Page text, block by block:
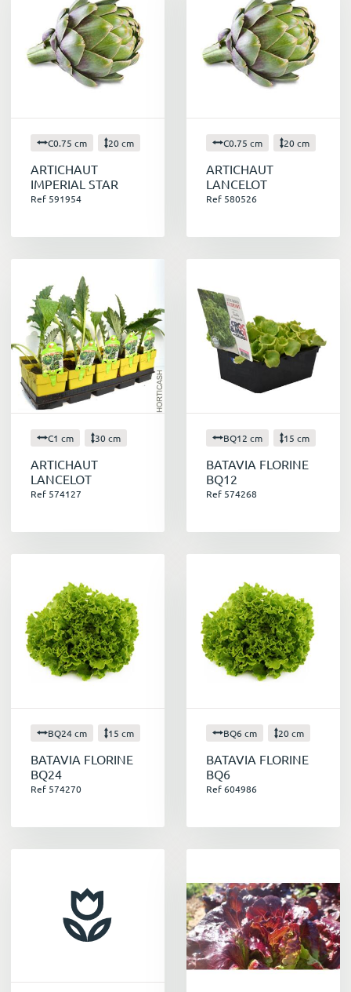
C0.75 cm 20 cm
ARTICHAUT
IMPERIAL STAR
Ref 591954
C0.75 cm 20 cm
ARTICHAUT
LANCELOT
Ref 580526
C1 cm 30 cm
ARTICHAUT
LANCELOT
Ref 574127
BQ12 cm 15 cm
BATAVIA FLORINE
BQ12
Ref 574268
BQ24 cm 15 cm
BATAVIA FLORINE
BQ24
Ref 574270
BQ6 cm 20 cm
BATAVIA FLORINE
BQ6
Ref 604986